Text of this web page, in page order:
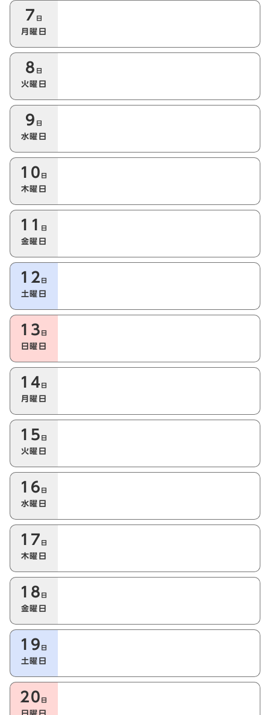
7 日
月曜日
8 日
火曜日
9 日
水曜日
10 日
木曜日
11 日
金曜日
12 日
土曜日
13 日
日曜日
14 日
月曜日
15 日
火曜日
16 日
水曜日
17 日
木曜日
18 日
金曜日
19 日
土曜日
20 日
日曜日